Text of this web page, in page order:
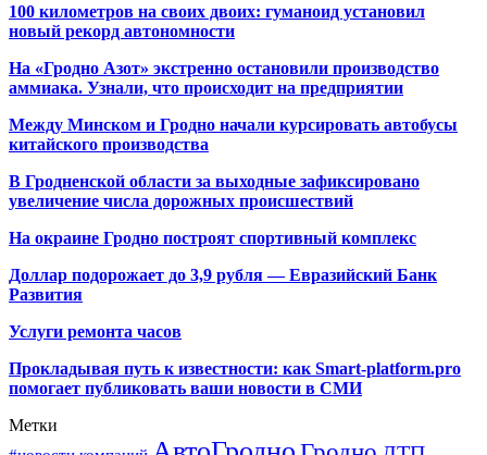
100 километров на своих двоих: гуманоид установил
новый рекорд автономности
На «Гродно Азот» экстренно остановили производство
аммиака. Узнали, что происходит на предприятии
Между Минском и Гродно начали курсировать автобусы
китайского производства
В Гродненской области за выходные зафиксировано
увеличение числа дорожных происшествий
На окраине Гродно построят спортивный комплекс
Доллар подорожает до 3,9 рубля — Евразийский Банк
Развития
Услуги ремонта часов
Прокладывая путь к известности: как Smart-platform.pro
помогает публиковать ваши новости в СМИ
Метки